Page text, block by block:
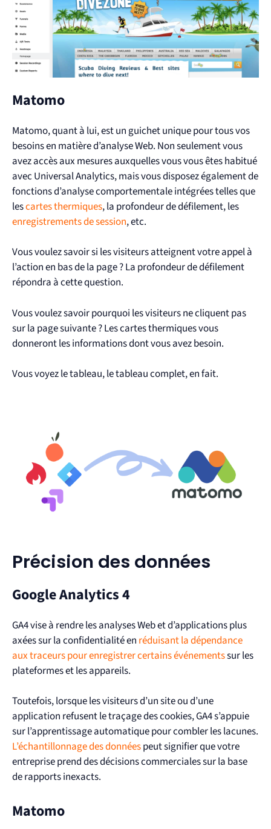
Matomo
Matomo, quant à lui, est un guichet unique pour tous vos
besoins en matière d’analyse Web. Non seulement vous
avez accès aux mesures auxquelles vous vous êtes habitué
avec Universal Analytics, mais vous disposez également de
fonctions d’analyse comportementale intégrées telles que
lescartes thermiques, la profondeur de défilement, les
enregistrements de session, etc.
Vous voulez savoir si les visiteurs atteignent votre appel à
l’action en bas de la page ? La profondeur de défilement
répondra à cette question.
Vous voulez savoir pourquoi les visiteurs ne cliquent pas
sur la page suivante ? Les cartes thermiques vous
donneront les informations dont vous avez besoin.
Vous voyez le tableau, le tableau complet, en fait.
Précision des données
Google Analytics 4
GA4 vise à rendre les analyses Web et d’applications plus
axées sur la confidentialité en réduisant la dépendance
aux traceurs pour enregistrer certains événementssur les
plateformes et les appareils.
Toutefois, lorsque les visiteurs d’un site ou d’une
application refusent le traçage des cookies, GA4 s’appuie
sur l’apprentissage automatique pour combler les lacunes.
L’échantillonnage des donnéespeut signifier que votre
entreprise prend des décisions commerciales sur la base
de rapports inexacts.
Matomo